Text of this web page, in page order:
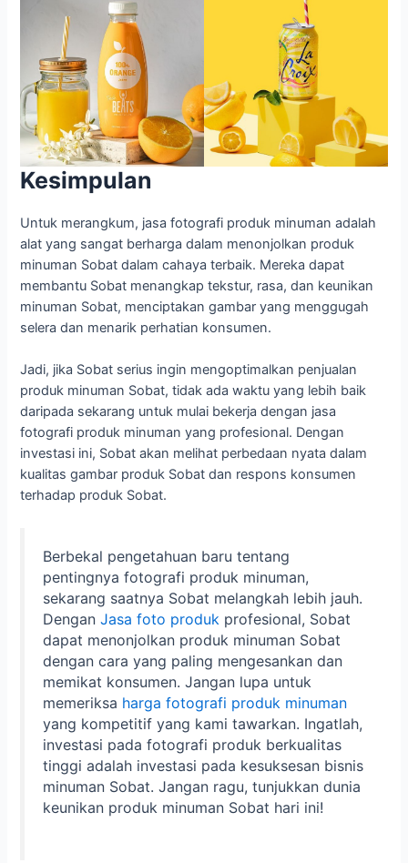
Kesimpulan
Untuk merangkum, jasa fotografi produk minuman adalah
alat yang sangat berharga dalam menonjolkan produk
minuman Sobat dalam cahaya terbaik. Mereka dapat
membantu Sobat menangkap tekstur, rasa, dan keunikan
minuman Sobat, menciptakan gambar yang menggugah
selera dan menarik perhatian konsumen.
Jadi, jika Sobat serius ingin mengoptimalkan penjualan
produk minuman Sobat, tidak ada waktu yang lebih baik
daripada sekarang untuk mulai bekerja dengan jasa
fotografi produk minuman yang profesional. Dengan
investasi ini, Sobat akan melihat perbedaan nyata dalam
kualitas gambar produk Sobat dan respons konsumen
terhadap produk Sobat.
Berbekal pengetahuan baru tentang
pentingnya fotografi produk minuman,
sekarang saatnya Sobat melangkah lebih jauh.
DenganJasa foto produk profesional, Sobat
dapat menonjolkan produk minuman Sobat
dengan cara yang paling mengesankan dan
memikat konsumen. Jangan lupa untuk
memeriksa harga fotografi produk minuman
yang kompetitif yang kami tawarkan. Ingatlah,
investasi pada fotografi produk berkualitas
tinggi adalah investasi pada kesuksesan bisnis
minuman Sobat. Jangan ragu, tunjukkan dunia
keunikan produk minuman Sobat hari ini!